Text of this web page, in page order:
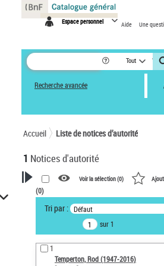
Espace personnel Aide Une
Tout
Recherche avancée
Accueil Liste de notices d’autorité
1 Notices d'autorité
VOTRE RECHERCHE
Recherche avancée dans les
notices d’autorité
Œuvres liées à l'auteur :
Temperton, Rod (1947-2016)
Voir la sélection (0)
(0)
Tri par : Défaut
sur 1
1
Temperton, Rod (1947-2016)
Panneau de gestion des cookies